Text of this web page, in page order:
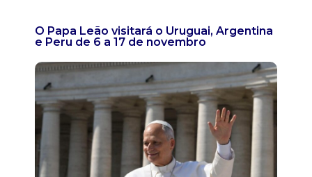
O Papa Leão visitará o Uruguai, Argentina
e Peru de 6 a 17 de novembro